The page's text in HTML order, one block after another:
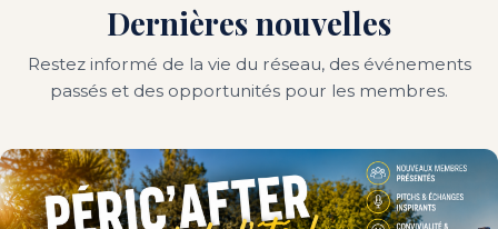
Dernières nouvelles
Restez informé de la vie du réseau, des événements
passés et des opportunités pour les membres.